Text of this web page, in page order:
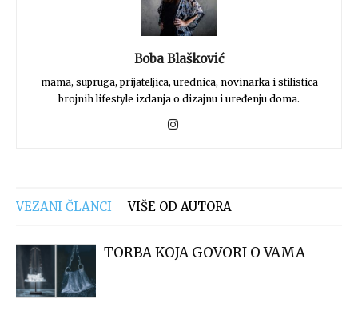
Boba Blašković
mama, supruga, prijateljica, urednica, novinarka i stilistica
brojnih lifestyle izdanja o dizajnu i uređenju doma.
VEZANI ČLANCI VIŠE OD AUTORA
TORBA KOJA GOVORI O VAMA